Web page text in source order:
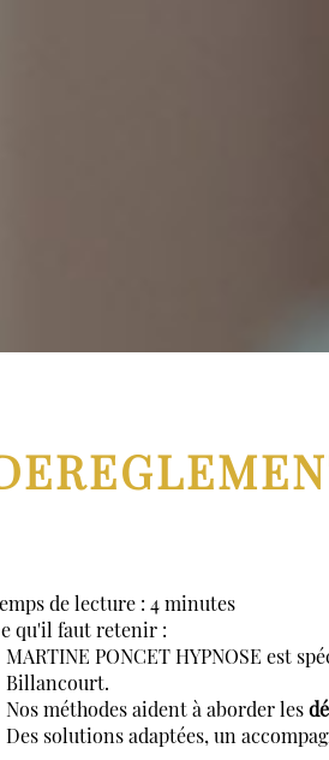
de lecture : 4 minutes
qu'il faut retenir :
MARTINE PONCET HYPNOSE est
Billancourt.
Nos méthodes aident à aborder les
Des solutions adaptées, un